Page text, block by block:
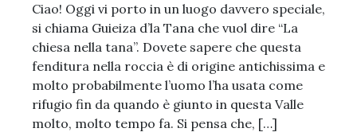
Ciao! Oggi vi porto in un luogo davvero speciale,
si chiama Guieiza d’la Tana che vuol dire “La
chiesa nella tana”. Dovete sapere che questa
fenditura nella roccia è di origine antichissima e
molto probabilmente l’uomo l’ha usata come
rifugio fin da quando è giunto in questa Valle
molto, molto tempo fa. Si pensa che, […]